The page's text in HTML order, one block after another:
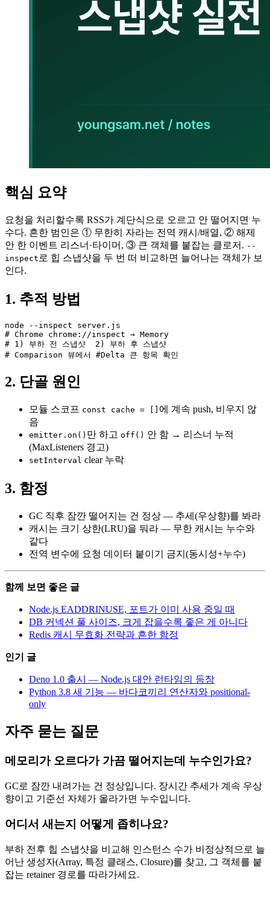
핵심 요약
요청을 처리할수록 RSS가 계단식으로 오르고 안 떨어지면 누
수다. 흔한 범인은 ① 무한히 자라는 전역 캐시/배열, ② 해제
안 한 이벤트 리스너·타이머, ③ 큰 객체를 붙잡는 클로저. --
inspect 로 힙 스냅샷을 두 번 떠 비교하면 늘어나는 객체가 보
인다.
1. 추적 방법
node --inspect server.js
# Chrome chrome://inspect → Memory
# 1) 부하 전 스냅샷  2) 부하 후 스냅샷
# Comparison 뷰에서 #Delta 큰 항목 확인
2. 단골 원인
모듈 스코프 const cache = [] 에 계속 push, 비우지 않
음
emitter.on() 만 하고 off() 안 함 → 리스너 누적
(MaxListeners 경고)
setInterval clear 누락
3. 함정
GC 직후 잠깐 떨어지는 건 정상 — 추세(우상향)를 봐라
캐시는 크기 상한(LRU)을 둬라 — 무한 캐시는 누수와
같다
전역 변수에 요청 데이터 붙이기 금지(동시성+누수)
함께 보면 좋은 글
Node.js EADDRINUSE, 포트가 이미 사용 중일 때
DB 커넥션 풀 사이즈, 크게 잡을수록 좋은 게 아니다
Redis 캐시 무효화 전략과 흔한 함정
인기 글
Deno 1.0 출시 — Node.js 대안 런타임의 등장
Python 3.8 새 기능 — 바다코끼리 연산자와 positional-
only
자주 묻는 질문
메모리가 오르다가 가끔 떨어지는데 누수인가요?
GC로 잠깐 내려가는 건 정상입니다. 장시간 추세가 계속 우상
향이고 기준선 자체가 올라가면 누수입니다.
어디서 새는지 어떻게 좁히나요?
부하 전후 힙 스냅샷을 비교해 인스턴스 수가 비정상적으로 늘
어난 생성자(Array, 특정 클래스, Closure)를 찾고, 그 객체를 붙
잡는 retainer 경로를 따라가세요.